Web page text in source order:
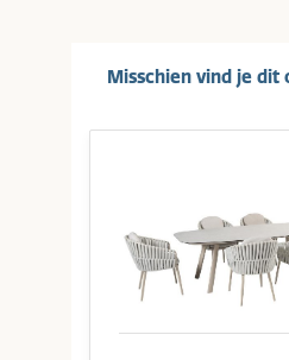
Misschien vind je dit